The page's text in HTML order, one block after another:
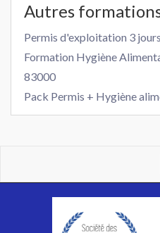
Autres
Permis d'exploitation 3
Formation Hygiène
83000
Pack Permis + Hygiène